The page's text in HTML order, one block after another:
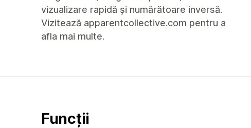
vizualizare rapidă și numărătoare inversă.
Vizitează apparentcollective.com pentru a
afla mai multe.
Funcții